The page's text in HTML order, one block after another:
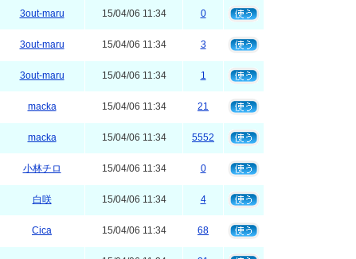
3out-maru 15/04/06 11:34 0
3out-maru 15/04/06 11:34 3
3out-maru 15/04/06 11:34 1
macka 15/04/06 11:34 21
macka 15/04/06 11:34 5552
小林チロ 15/04/06 11:34 0
白咲 15/04/06 11:34 4
Cica 15/04/06 11:34 68